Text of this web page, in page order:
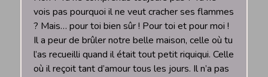
vois pas pourquoi il ne veut cracher ses flammes
? Mais… pour toi bien sûr ! Pour toi et pour moi !
Il a peur de brûler notre belle maison, celle où tu
l’as recueilli quand il était tout petit riquiqui. Celle
où il reçoit tant d’amour tous les jours. Il n’a pas